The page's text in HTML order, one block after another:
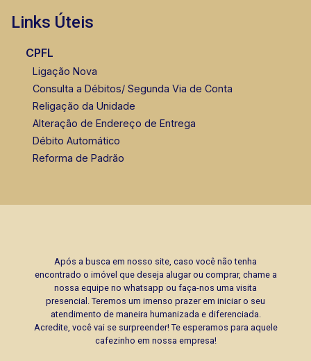
Links Úteis
CPFL
Ligação Nova
Consulta a Débitos/ Segunda Via de Conta
Religação da Unidade
Alteração de Endereço de Entrega
Débito Automático
Reforma de Padrão
Após a busca em nosso site, caso você não tenha
encontrado o imóvel que deseja alugar ou comprar, chame a
nossa equipe no whatsapp ou faça-nos uma visita
presencial. Teremos um imenso prazer em iniciar o seu
atendimento de maneira humanizada e diferenciada.
Acredite, você vai se surpreender! Te esperamos para aquele
cafezinho em nossa empresa!